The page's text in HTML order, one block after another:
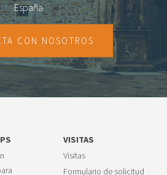
España
CON NOSOTROS
VISITAS
Visitas
Formulario de solicitud